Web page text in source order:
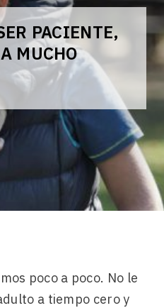
PACIENTE,
MUCHO
poco a poco. No le
a tiempo cero y